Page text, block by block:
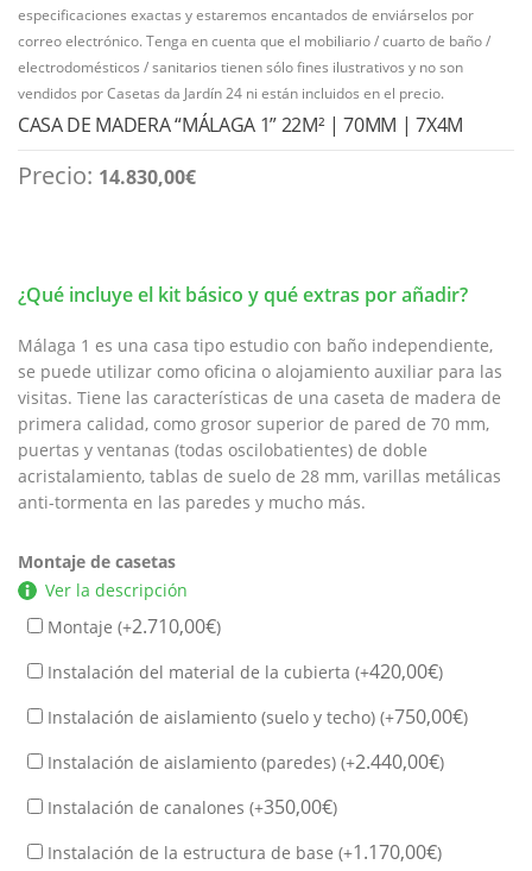
especificaciones exactas y estaremos encantados de enviárselos por
correo electrónico. Tenga en cuenta que el mobiliario / cuarto de baño /
electrodomésticos / sanitarios tienen sólo fines ilustrativos y no son
vendidos por Casetas da Jardín 24 ni están incluidos en el precio.
CASA DE MADERA “MÁLAGA 1” 22M² | 70MM | 7X4M
Precio: 14.830,00€
¿Qué incluye el kit básico y qué extras por añadir?
Málaga 1 es una casa tipo estudio con baño independiente,
se puede utilizar como oficina o alojamiento auxiliar para las
visitas. Tiene las características de una caseta de madera de
primera calidad, como grosor superior de pared de 70 mm,
puertas y ventanas (todas oscilobatientes) de doble
acristalamiento, tablas de suelo de 28 mm, varillas metálicas
anti-tormenta en las paredes y mucho más.
Montaje de casetas
Ver la descripción
Montaje (+2.710,00€)
Instalación del material de la cubierta (+420,00€)
Instalación de aislamiento (suelo y techo) (+750,00€)
Instalación de aislamiento (paredes) (+2.440,00€)
Instalación de canalones (+350,00€)
Instalación de la estructura de base (+1.170,00€)